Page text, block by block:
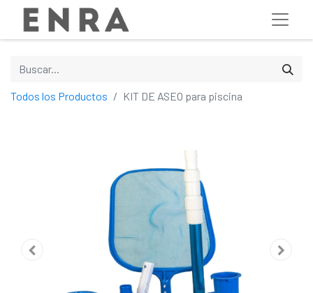
Todos los Productos KIT DE ASEO para piscina